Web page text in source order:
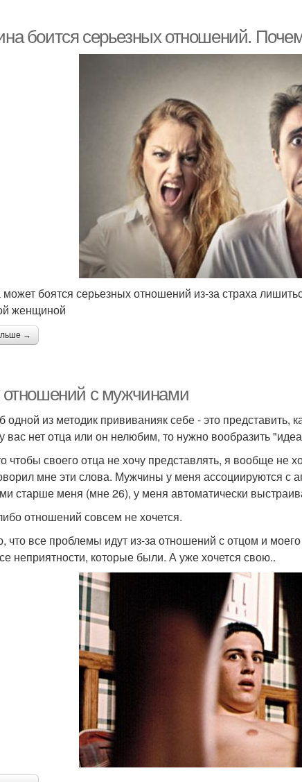
боится серьезных отношений.
боятся серьезных отношений из-за страха
женщиной
→
отношений с мужчинами
одной из методик прививанияк себе - это представить,
вас нет отца или он нелюбим, то нужно вообразить
чтобы своего отца не хочу представлять, я вообще не
мне эти слова. Мужчины у меня ассоциируются с
старше меня (мне 26), у меня автоматически
отношений совсем не хочется.
все проблемы идут из-за отношений с отцом и моего
неприятности, которые были. А уже хочется свою..